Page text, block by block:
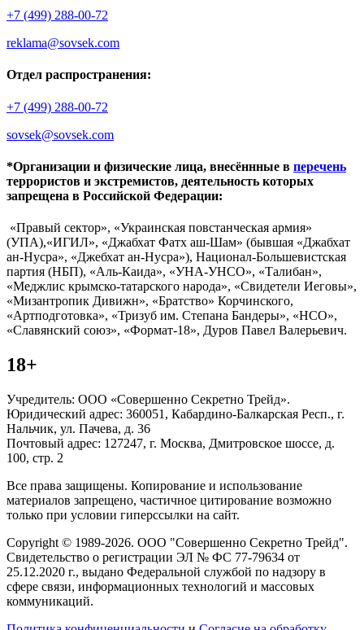
+7 (499) 288-00-72
reklama@sovsek.com
Отдел распространения:
+7 (499) 288-00-72
sovsek@sovsek.com
*Организации и физические лица, внесённные в перечень
террористов и экстремистов, деятельность которых
запрещена в Российской Федерации:
«Правый сектор», «Украинская повстанческая армия»
(УПА),«ИГИЛ», «Джабхат Фатх аш-Шам» (бывшая «Джабхат
ан-Нусра», «Джебхат ан-Нусра»), Национал-Большевистская
партия (НБП), «Аль-Каида», «УНА-УНСО», «Талибан»,
«Меджлис крымско-татарского народа», «Свидетели Иеговы»,
«Мизантропик Дивижн», «Братство» Корчинского,
«Артподготовка», «Тризуб им. Степана Бандеры», «НСО»,
«Славянский союз», «Формат-18», Дуров Павел Валерьевич.
18+
Учредитель: ООО «Совершенно Секретно Трейд».
Юридический адрес: 360051, Кабардино-Балкарская Респ., г.
Нальчик, ул. Пачева, д. 36
Почтовый адрес: 127247, г. Москва, Дмитровское шоссе, д.
100, стр. 2
Все права защищены. Копирование и использование
материалов запрещено, частичное цитирование возможно
только при условии гиперссылки на сайт.
Copyright © 1989-2026. ООО "Совершенно Секретно Трейд".
Свидетельство о регистрации ЭЛ № ФС 77-79634 от
25.12.2020 г., выдано Федеральной службой по надзору в
сфере связи, информационных технологий и массовых
коммуникаций.